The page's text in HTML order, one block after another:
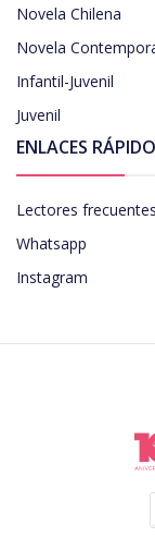
Novela Chilena
Novela
Infantil-Juvenil
Juvenil
ENLACES
Lectores frecuentes
Whatsapp
Instagram